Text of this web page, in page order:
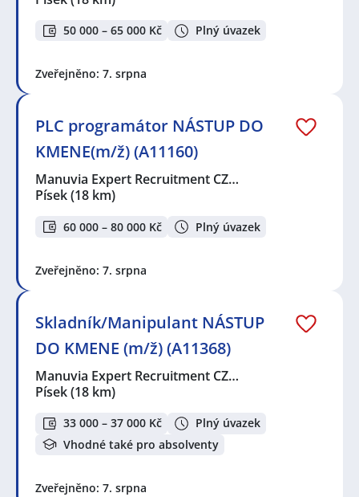
50 000 – 65 000 Kč Plný úvazek
Zveřejněno: 7. srpna
PLC programátor NÁSTUP DO
KMENE(m/ž) (A11160)
Manuvia Expert Recruitment CZ…
Písek(18 km)
60 000 – 80 000 Kč Plný úvazek
Zveřejněno: 7. srpna
Skladník/Manipulant NÁSTUP
DO KMENE (m/ž) (A11368)
Manuvia Expert Recruitment CZ…
Písek(18 km)
33 000 – 37 000 Kč
Plný úvazek
Vhodné také pro absolventy
Zveřejněno: 7. srpna